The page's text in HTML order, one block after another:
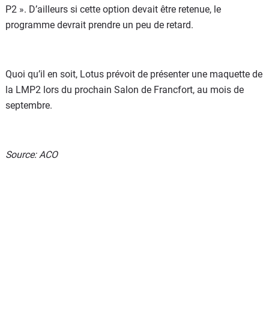
P2 ». D’ailleurs si cette option devait être retenue, le
programme devrait prendre un peu de retard.
Quoi qu’il en soit, Lotus prévoit de présenter une maquette de
la LMP2 lors du prochain Salon de Francfort, au mois de
septembre.
Source: ACO